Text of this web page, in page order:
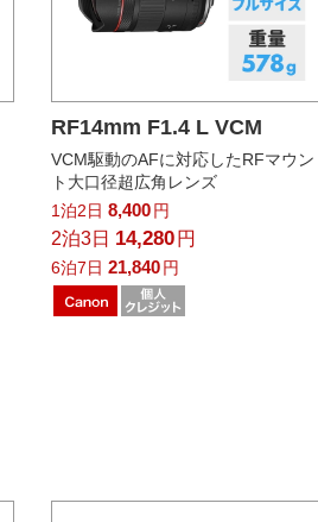
RF14mm F1.4 L VCM
VCM駆動のAFに対応したRFマウン
ト大口径超広角レンズ
1泊2日 8,400円
2泊3日 14,280 円
6泊7日 21,840円